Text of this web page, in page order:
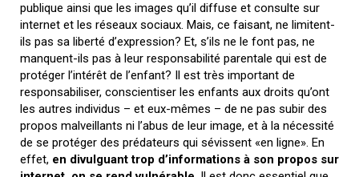
publique ainsi que les images qu’il diffuse et consulte sur
internet et les réseaux sociaux. Mais, ce faisant, ne limitent-
ils pas sa liberté d’expression? Et, s’ils ne le font pas, ne
manquent-ils pas à leur responsabilité parentale qui est de
protéger l’intérêt de l’enfant? Il est très important de
responsabiliser, conscientiser les enfants aux droits qu’ont
les autres individus – et eux-mêmes – de ne pas subir des
propos malveillants ni l’abus de leur image, et à la nécessité
de se protéger des prédateurs qui sévissent «en ligne». En
effet, en divulguant trop d’informations à son propos sur